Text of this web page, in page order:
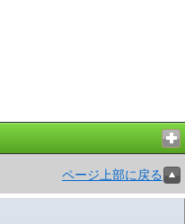
ページ上部に戻る